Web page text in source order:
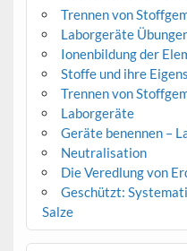
Trennen von
Laborgeräte
Ionenbildung der
Stoffe und ihre
Trennen von
Laborgeräte
Geräte benennen –
Neutralisation
Die Veredlung von
Geschützt:
Salze